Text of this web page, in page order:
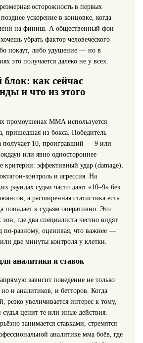
осторожность в первых
ускорение в концовке, когда
на финиш. А общественный фон
убрать фактор человеческого
нокаут, либо удушение — но в
это получается далеко не у всех.
блок: как сейчас
и что из этого
промоушенах ММА используется
пришедшая из бокса. Победитель
получает 10, проигравший — 9 или
или явно одностороннее
критерии: эффективный удар (damage),
и агрессия. На
раундах судьи часто дают «10–9» без
а расширенная статистика есть
попадает к судьям оперативно. Это
зон, где два специалиста честно видят
по‑разному, оценивая, что важнее —
две минуты контроля у клетки.
аналитики и ставок
зависит поведение не только
и аналитиков, и бетторов. Когда
резко увеличивается интерес к тому,
ценит те или иные действия.
занимается ставками, стремятся
аналитике мма боёв, где